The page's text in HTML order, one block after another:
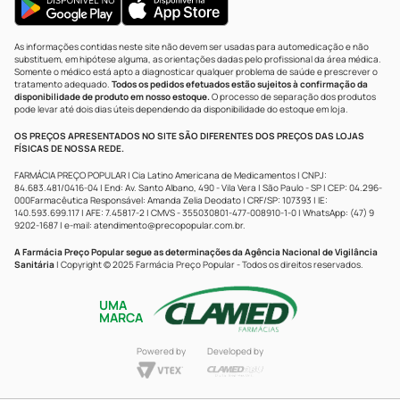
As informações contidas neste site não devem ser usadas para automedicação e não
substituem, em hipótese alguma, as orientações dadas pelo profissional da área médica.
Somente o médico está apto a diagnosticar qualquer problema de saúde e prescrever o
tratamento adequado. Todos os pedidos efetuados estão sujeitos à confirmação da
disponibilidade de produto em nosso estoque.O processo de separação dos produtos
pode levar até dois dias úteis dependendo da disponibilidade do estoque em loja.
OS PREÇOS APRESENTADOS NO SITE SÃO DIFERENTES DOS PREÇOS DAS LOJAS
FÍSICAS DE NOSSA REDE.
FARMÁCIA PREÇO POPULAR | Cia Latino Americana de Medicamentos | CNPJ:
84.683.481/0416-04 | End: Av. Santo Albano, 490 - Vila Vera | São Paulo - SP | CEP: 04.296-
000Farmacêutica Responsável: Amanda Zelia Deodato | CRF/SP: 107393 | IE:
140.593.699.117 | AFE: 7.45817-2 | CMVS - 355030801-477-008910-1-0 | WhatsApp: (47) 9
9202-1687 | e-mail: atendimento@precopopular.com.br.
A Farmácia Preço Popular segue as determinações da Agência Nacional de Vigilância
Sanitária | Copyright © 2025 Farmácia Preço Popular - Todos os direitos reservados.
UMA
MARCA
Powered by Developed by